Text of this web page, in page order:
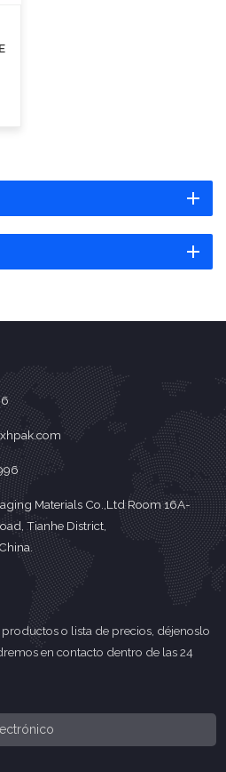
Materials Co.,Ltd Room 16A-
Tianhe District,
o lista de precios, déjenoslo
en contacto dentro de las 24